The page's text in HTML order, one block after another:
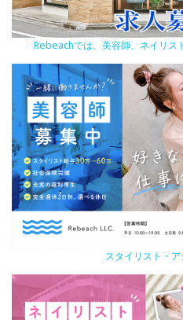
Rebeachでは、美容師、ネイリス
スタイリスト・